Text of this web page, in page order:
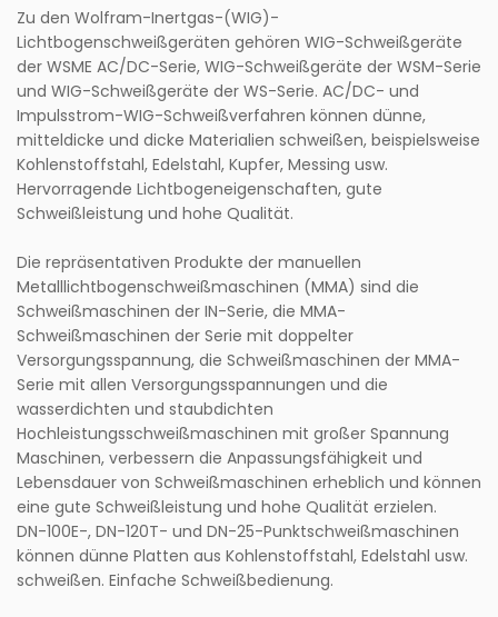
Zu den Wolfram-Inertgas-(WIG)-
Lichtbogenschweißgeräten gehören WIG-Schweißgeräte
der WSME AC/DC-Serie, WIG-Schweißgeräte der WSM-Serie
und WIG-Schweißgeräte der WS-Serie. AC/DC- und
Impulsstrom-WIG-Schweißverfahren können dünne,
mitteldicke und dicke Materialien schweißen, beispielsweise
Kohlenstoffstahl, Edelstahl, Kupfer, Messing usw.
Hervorragende Lichtbogeneigenschaften, gute
Schweißleistung und hohe Qualität.
Die repräsentativen Produkte der manuellen
Metalllichtbogenschweißmaschinen (MMA) sind die
Schweißmaschinen der IN-Serie, die MMA-
Schweißmaschinen der Serie mit doppelter
Versorgungsspannung, die Schweißmaschinen der MMA-
Serie mit allen Versorgungsspannungen und die
wasserdichten und staubdichten
Hochleistungsschweißmaschinen mit großer Spannung
Maschinen, verbessern die Anpassungsfähigkeit und
Lebensdauer von Schweißmaschinen erheblich und können
eine gute Schweißleistung und hohe Qualität erzielen.
DN-100E-, DN-120T- und DN-25-Punktschweißmaschinen
können dünne Platten aus Kohlenstoffstahl, Edelstahl usw.
schweißen. Einfache Schweißbedienung.